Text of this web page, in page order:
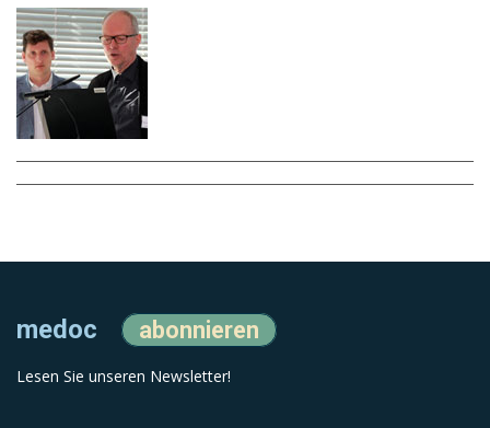
medoc abonnieren
Lesen Sie unseren Newsletter!